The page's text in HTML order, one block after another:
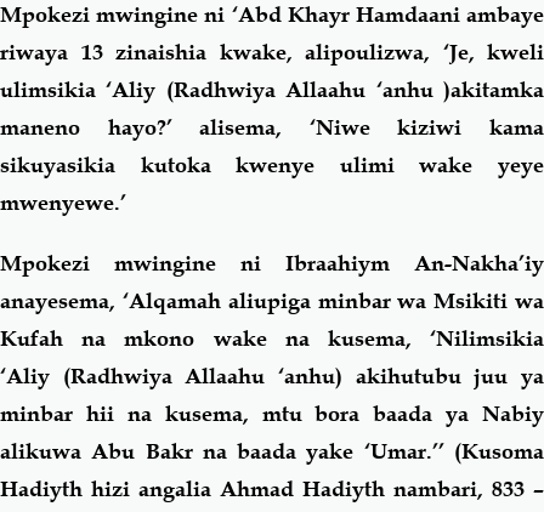
Mpokezi mwingine ni ‘Abd Khayr Hamdaani ambaye
riwaya 13 zinaishia kwake, alipoulizwa, ‘Je, kweli
ulimsikia ‘Aliy (Radhwiya Allaahu ‘anhu )akitamka
maneno hayo?’ alisema, ‘Niwe kiziwi kama
sikuyasikia kutoka kwenye ulimi wake yeye
mwenyewe.’
Mpokezi mwingine ni Ibraahiym An-Nakha’iy
anayesema, ‘Alqamah aliupiga minbar wa Msikiti wa
Kufah na mkono wake na kusema, ‘Nilimsikia
‘Aliy (Radhwiya Allaahu ‘anhu) akihutubu juu ya
minbar hii na kusema, mtu bora baada ya Nabiy
alikuwa Abu Bakr na baada yake ‘Umar.’’ (Kusoma
Hadiyth hizi angalia Ahmad Hadiyth nambari, 833 –